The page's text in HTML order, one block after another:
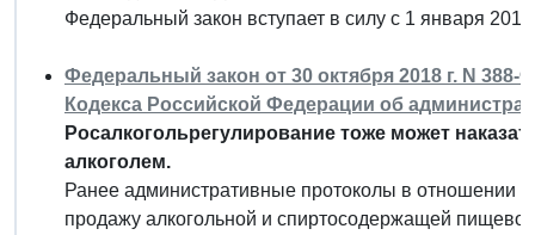
Федеральный закон вступает в силу с 1 января 2019
Федеральный закон от 30 октября 2018 г. N
Кодекса Российской Федерации об
Росалкогольрегулирование тоже может
алкоголем.
Ранее административные протоколы в отношении
продажу алкогольной и спиртосодержащей